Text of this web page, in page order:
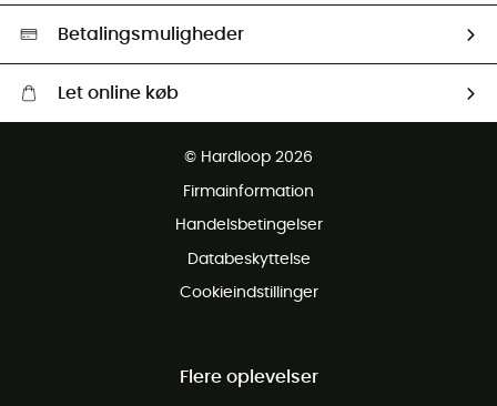
HardGreen Udvalg
Betalingsmuligheder
Let online køb
Gratis retur inden for 100 dage
© Hardloop 2026
Firmainformation
Handelsbetingelser
Databeskyttelse
Cookieindstillinger
Flere oplevelser